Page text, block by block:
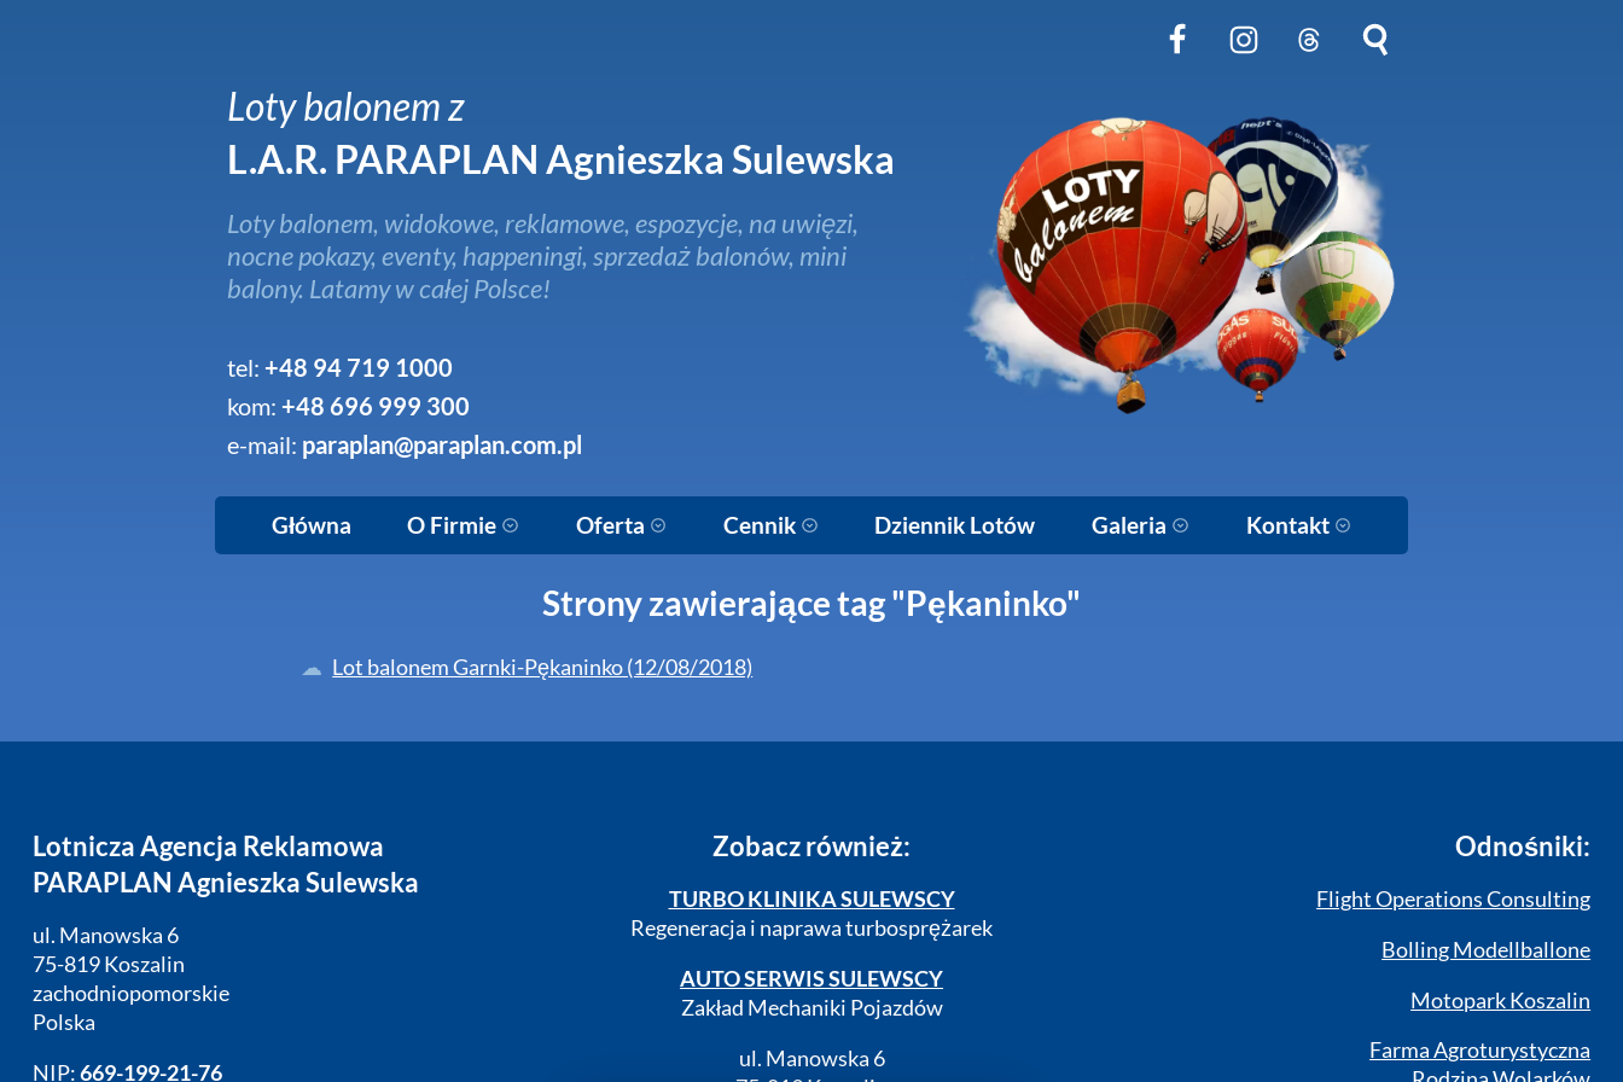
Loty balonem z
L.A.R. PARAPLAN Agnieszka Sulewska
Loty balonem, widokowe, reklamowe, espozycje, na uwięzi,
nocne pokazy, eventy, happeningi, sprzedaż balonów, mini
balony. Latamy w całej Polsce!
tel: +48 94 719 1000
kom: +48 696 999 300
e-mail: paraplan@paraplan.com.pl
Główna O Firmie Oferta Cennik Dziennik Lotów Galeria Kontakt
Strony zawierające tag "Pękaninko"
Lot balonem Garnki-Pękaninko (12/08/2018)
Lotnicza Agencja Reklamowa
PARAPLAN Agnieszka Sulewska
ul. Manowska 6
75-819 Koszalin
zachodniopomorskie
Polska
NIP:669-199-21-76
Zobacz również:
TURBO KLINIKA SULEWSCY
Regeneracja i naprawa turbosprężarek
AUTO SERWIS SULEWSCY
Zakład Mechaniki Pojazdów
ul. Manowska 6
Odnośniki:
Flight Operations Consulting
Bolling Modellballone
Motopark Koszalin
Farma Agroturystyczna